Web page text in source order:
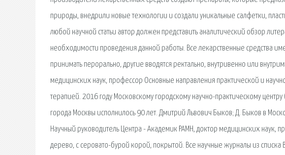
природы, внедрили новые технологии и создали уникальные салфетки,
любой научной статьи автор должен представить аналитический обзор
необходимости проведения данной работы. Все лекарственные средства
принимать перорально, другие вводятся ректально, внутривенно или
медицинских наук, профессор Основные направления практической и
терапией. 2016 году Московскому городскому научно-практическому
города Москвы исполнилось 90 лет. Дмитрий Львович Быков; Д. Быков в
Научный руководитель Центра - Академик РАМН, доктор медицинских наук,
дерево, с серовато-бурой корой, покрытой. Все научные журналы из списка